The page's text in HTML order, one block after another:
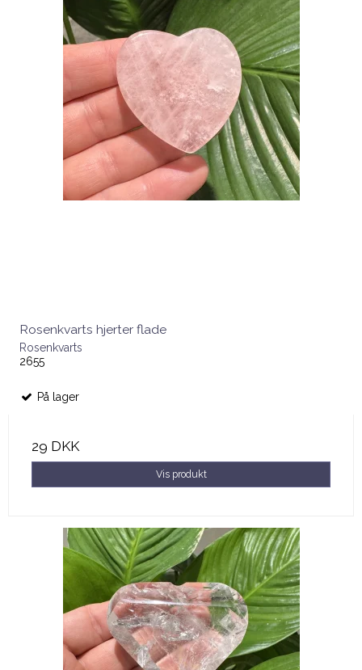
Rosenkvarts hjerter flade
Rosenkvarts
2655
På lager
29 DKK
Vis produkt